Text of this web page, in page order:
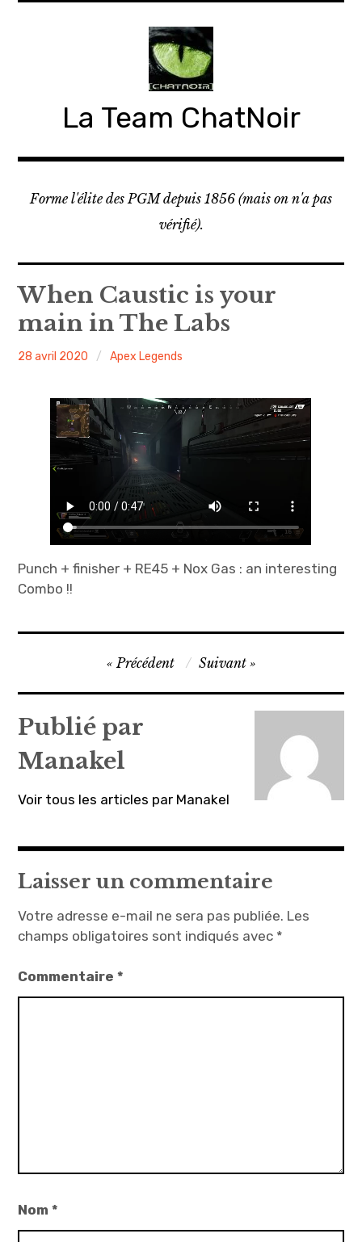
La Team ChatNoir
Forme l'élite des PGM depuis 1856 (mais on n'a pas
vérifié).
When Caustic is your
main in The Labs
Manakel
28 avril 2020 Apex Legends
Punch + finisher + RE45 + Nox Gas : an interesting
Combo !!
Navigation
de
l’article
Précédent Suivant
Publié par
Manakel
Voir tous les articles par Manakel
Laisser un commentaire
Votre adresse e-mail ne sera pas publiée. Les
champs obligatoires sont indiqués avec *
Commentaire*
Nom*